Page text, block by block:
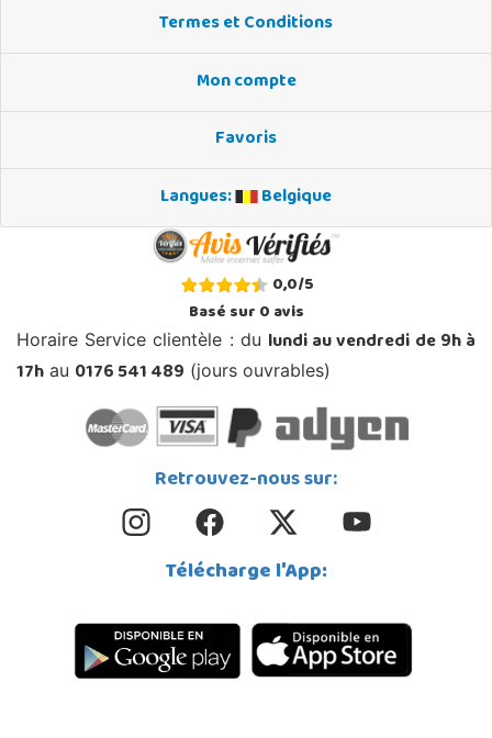
Termes et Conditions
Mon compte
Favoris
Langues:
Belgique
0,0/5
Basé sur0avis
Horaire Service clientèle : du lundi au vendredi de 9h à
17h au 0176 541 489 (jours ouvrables)
Retrouvez-nous sur:
Télécharge l'App: